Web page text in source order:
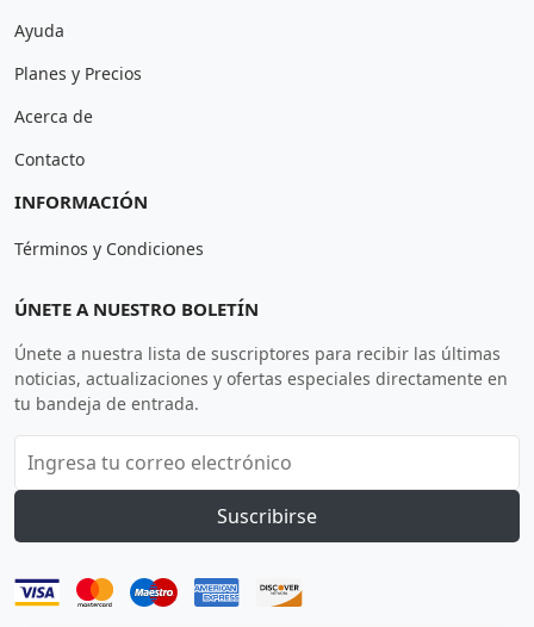
Ayuda
Planes y Precios
Acerca de
Contacto
INFORMACIÓN
Términos y Condiciones
ÚNETE A NUESTRO BOLETÍN
Únete a nuestra lista de suscriptores para recibir las últimas
noticias, actualizaciones y ofertas especiales directamente en
tu bandeja de entrada.
Suscribirse